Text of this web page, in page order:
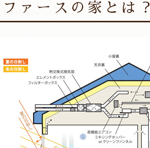
ファースの家とは？